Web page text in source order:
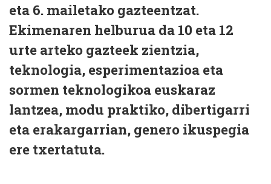
eta 6. mailetako gazteentzat.
Ekimenaren helburua da 10 eta 12
urte arteko gazteek zientzia,
teknologia, esperimentazioa eta
sormen teknologikoa euskaraz
lantzea, modu praktiko, dibertigarri
eta erakargarrian, genero ikuspegia
ere txertatuta.